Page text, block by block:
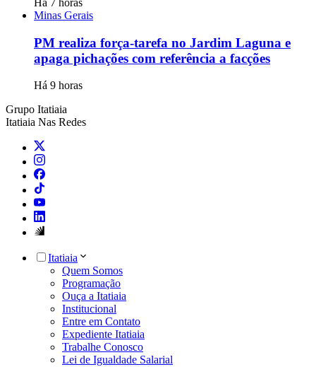
Minas Gerais
PM realiza força-tarefa no Jardim Laguna e
apaga pichações com referência a facções
Há 9 horas
Grupo Itatiaia
Itatiaia Nas Redes
Itatiaia
Quem Somos
Programação
Ouça a Itatiaia
Institucional
Entre em Contato
Expediente Itatiaia
Trabalhe Conosco
Lei de Igualdade Salarial